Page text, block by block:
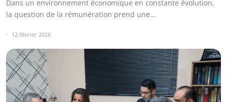
Dans un environnement économique en constante évolution,
la question de la rémunération prend une…
12 février 2026